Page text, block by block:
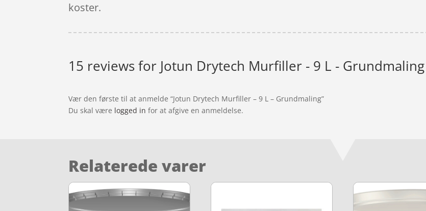
koster.
15 reviews for Jotun Drytech Murfiller - 9 L - Grundmaling
Vær den første til at anmelde “Jotun Drytech Murfiller – 9 L – Grundmaling”
Du skal være logged in for at afgive en anmeldelse.
Relaterede varer